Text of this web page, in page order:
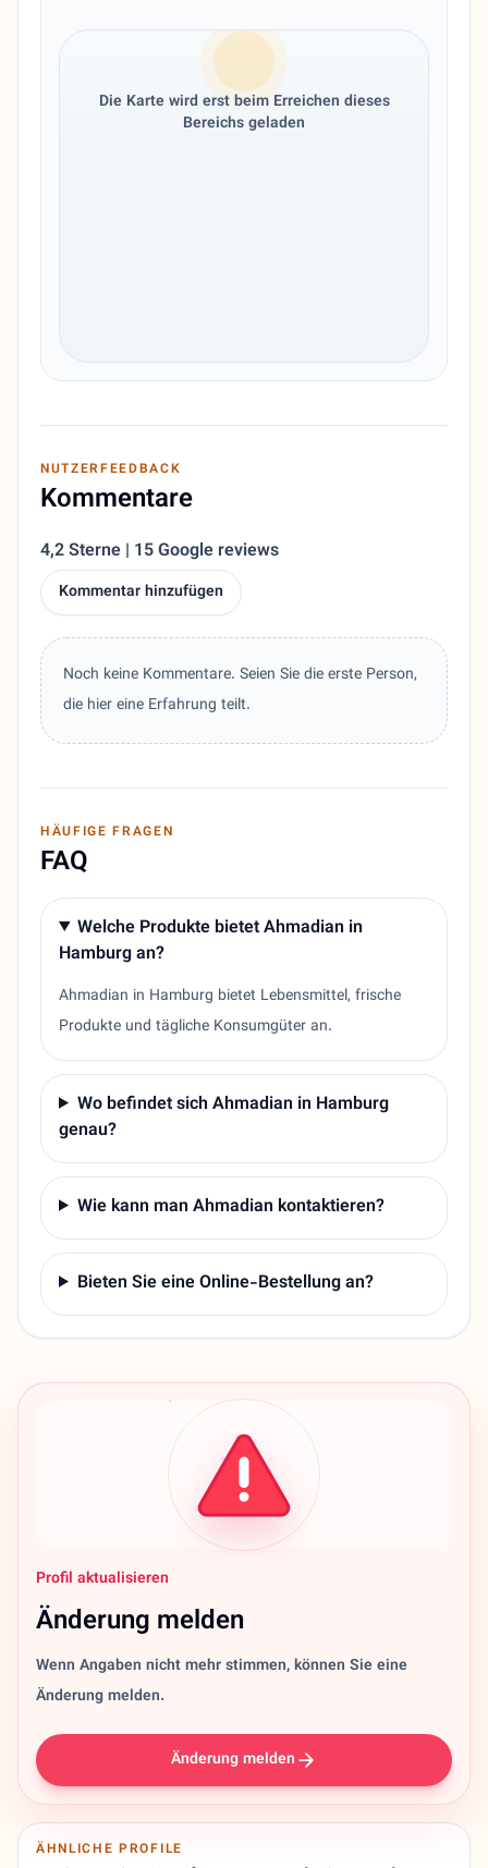
Die Karte wird erst beim Erreichen dieses
Bereichs geladen
NUTZERFEEDBACK
Kommentare
4,2 Sterne | 15 Google reviews
Kommentar hinzufügen
Noch keine Kommentare. Seien Sie die erste Person,
die hier eine Erfahrung teilt.
HÄUFIGE FRAGEN
FAQ
Welche Produkte bietet Ahmadian in
Hamburg an?
Ahmadian in Hamburg bietet Lebensmittel, frische
Produkte und tägliche Konsumgüter an.
Wo befindet sich Ahmadian in Hamburg
genau?
Wie kann man Ahmadian kontaktieren?
Bieten Sie eine Online-Bestellung an?
Profil aktualisieren
Änderung melden
Wenn Angaben nicht mehr stimmen, können Sie eine
Änderung melden.
Änderung melden
ÄHNLICHE PROFILE